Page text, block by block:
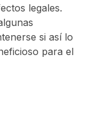
legales.
si así lo
para el